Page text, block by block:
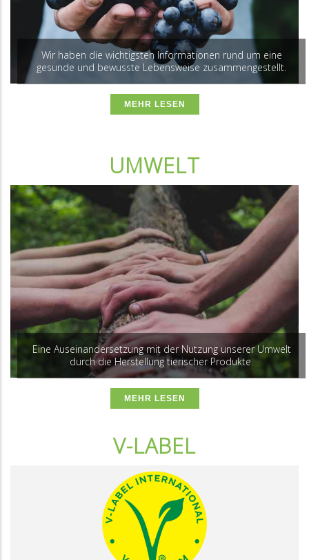
Wir haben die wichtigsten Informationen rund um eine
gesunde und bewusste Lebensweise zusammengestellt.
MEHR LESEN
UMWELT
Eine Auseinandersetzung mit der Nutzung unserer Umwelt
durch die Herstellung tierischer Produkte.
MEHR LESEN
V-LABEL